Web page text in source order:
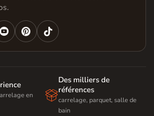
 
en

Des milliers de
références
carrelage, parquet, salle de
bain